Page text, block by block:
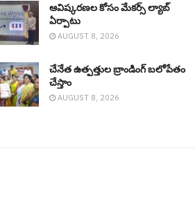
ఆవిష్క‌ర‌ణ‌ల కోసం మేక‌ర్స్ ల్యాబ్
ఏర్పాటు
AUGUST 8, 2026
చేనేత ఉత్పత్తుల బ్రాండింగ్ బలోపేతం
చేస్తాం
AUGUST 8, 2026